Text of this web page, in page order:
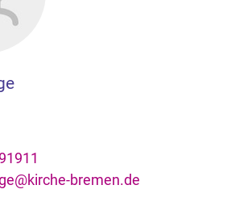
bremen.de